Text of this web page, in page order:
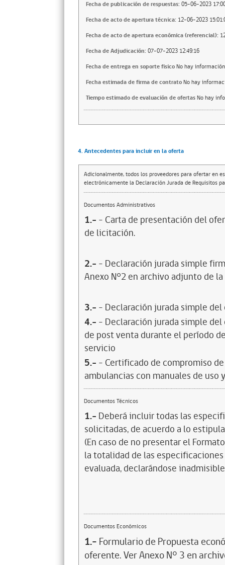
Fecha de publicación de respuestas: 05-06-2023
Fecha de acto de apertura técnica: 12-06-2023
Fecha de acto de apertura económica (referencial):
Fecha de Adjudicación: 07-07-2023 12:49:16
Fecha de entrega en soporte fisicoNo hay información
Fecha estimada de firma de contratoNo hay
Tiempo estimado de evaluación de ofertasNo hay
4. Antecedentes para incluir en la oferta
Adicionalmente, todos los proveedores para ofertar en
electrónicamente la Declaración Jurada de Requisitos
Documentos Administrativos
1.- - Carta de presentación del
de licitación.
2.- - Declaración jurada simple
Anexo N°2 en archivo adjunto de
3.- - Declaración jurada simple
4.- - Declaración jurada simple
de post venta durante el período
servicio
5.- - Certificado de compromiso
ambulancias con manuales de
Documentos Técnicos
1.- Deberá incluir todas las
solicitadas, de acuerdo a lo
(En caso de no presentar el
la totalidad de las
evaluada, declarándose
Documentos Económicos
1.- Formulario de Propuesta
oferente. Ver Anexo N° 3 en